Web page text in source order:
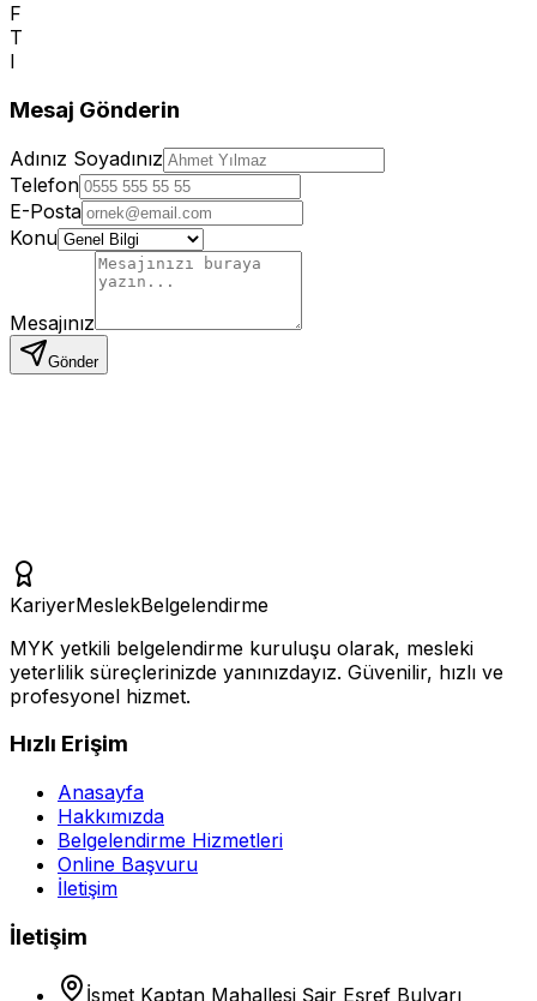
F
T
I
Mesaj Gönderin
Adınız Soyadınız
Telefon
E-Posta
Konu
Mesajınız
Gönder
KariyerMeslekBelgelendirme
MYK yetkili belgelendirme kuruluşu olarak, mesleki
yeterlilik süreçlerinizde yanınızdayız. Güvenilir, hızlı ve
profesyonel hizmet.
Hızlı Erişim
Anasayfa
Hakkımızda
Belgelendirme Hizmetleri
Online Başvuru
İletişim
İletişim
İsmet Kaptan Mahallesi Şair Eşref Bulvarı